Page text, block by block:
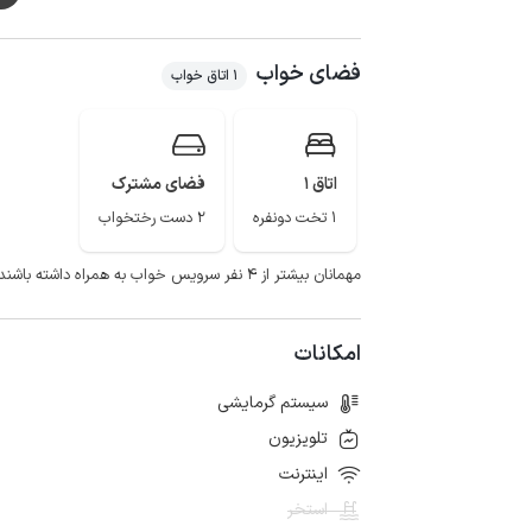
روستای گاومیر، آبشار بلورهای نمک و روستاهای سرسبز
باشد که هر ساله مهمان های بسیاری را از سرتاسر ایران به
فضای خواب 1 اتاق خواب
اتاق 1
1 تخت دونفره
فضای مشترک
2 دست رختخواب
مهمانان بیشتر از ۴ نفر سرویس خواب به همراه داشته باشند.
امکانات
سیستم گرمایشی
تلویزیون
اینترنت
استخر